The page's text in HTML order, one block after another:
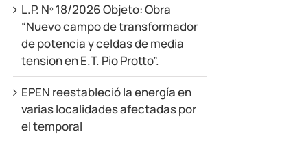
L.P. Nº 18/2026 Objeto: Obra
“Nuevo campo de transformador
de potencia y celdas de media
tension en E.T. Pio Protto”.
EPEN reestableció la energía en
varias localidades afectadas por
el temporal